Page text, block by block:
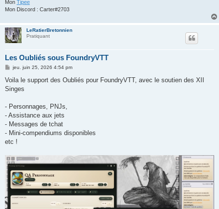
Mon Tipee
Mon Discord : Carter#2703
LeRatierBretonnien
Pratiquant
Les Oubliés sous FoundryVTT
M
s
a
jeu. juin 25, 2026 4:54 pm
Voila le support des Oubliés pour FoundryVTT, avec le soutien des XII
Singes
- Personnages, PNJs,
- Assistance aux jets
- Messages de tchat
- Mini-compendiums disponibles
etc !